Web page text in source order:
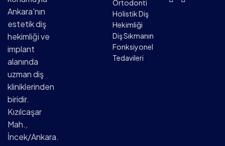
Ankara'nın
estetik diş
hekimliği ve
implant
alanında
uzman diş
kliniklerinden
biridir.
Kızılcaşar
Mah.,
İncek/Ankara.
Ortodonti
Holistik Diş
Hekimliği
Diş Sıkmanın
Fonksiyonel
Tedavileri